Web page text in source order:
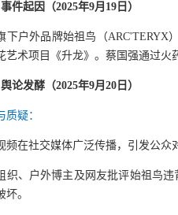
事件起因（2025年9月19日）
下户外品牌始祖鸟（ARC'TERYX
艺术项目《升龙》。蔡国强通过火
舆论发酵（2025年9月20日）
质疑：
频在社交媒体广泛传播，引发公
织、户外博主及网友批评始祖鸟违
坏。